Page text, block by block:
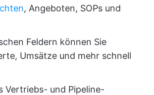
, Angeboten, SOPs und
Feldern können Sie
Umsätze und mehr schnell
Vertriebs- und Pipeline-